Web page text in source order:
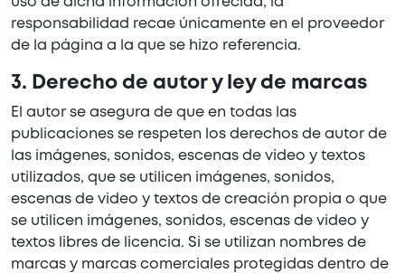
responsabilidad recae únicamente en el proveedor
de la página a la que se hizo referencia.
3. Derecho de autor y ley de marcas
El autor se asegura de que en todas las
publicaciones se respeten los derechos de autor de
las imágenes, sonidos, escenas de video y textos
utilizados, que se utilicen imágenes, sonidos,
escenas de video y textos de creación propia o que
se utilicen imágenes, sonidos, escenas de video y
textos libres de licencia. Si se utilizan nombres de
marcas y marcas comerciales protegidas dentro de